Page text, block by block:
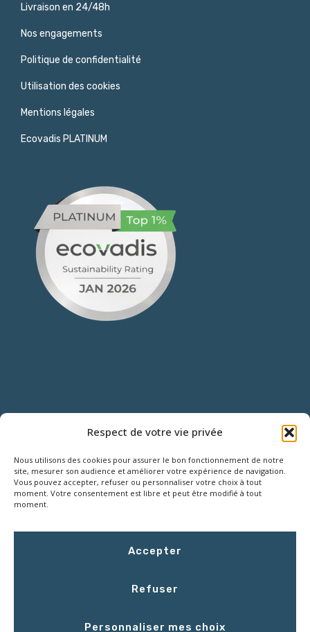
Respect de votre vie privée
Nous utilisons des cookies pour assurer le bon fonctionnement de notre
site, mesurer son audience et améliorer votre expérience de navigation.
Vous pouvez accepter, refuser ou personnaliser votre choix à tout
moment. Votre consentement est libre et peut être modifié à tout
moment.
Accepter
Refuser
Personnaliser mes choix
Livraison en 24/48h
Nos engagements
Politique de confidentialité
Utilisation des cookies
Mentions légales
Ecovadis PLATINUM
18 Rue Roger SALENGRO,
Z.I. des Grouëts, 41100 SAINT-OUEN
Le vendredi : 8h00 - 16h30